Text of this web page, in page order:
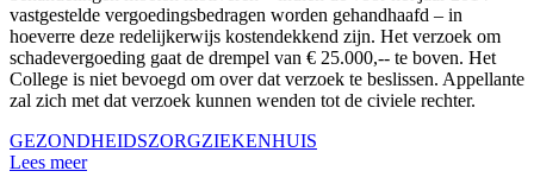
vastgestelde vergoedingsbedragen worden gehandhaafd – in
hoeverre deze redelijkerwijs kostendekkend zijn. Het verzoek om
schadevergoeding gaat de drempel van € 25.000,-- te boven. Het
College is niet bevoegd om over dat verzoek te beslissen. Appellante
zal zich met dat verzoek kunnen wenden tot de civiele rechter.
GEZONDHEIDSZORGZIEKENHUIS
Lees meer